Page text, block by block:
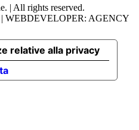
| All rights reserved.
| WEBDEVELOPER: AGENCY
relative alla privacy